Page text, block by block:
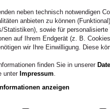
neben technisch notwendigen
anbieten zu können
Statistiken), sowie für
auf Ihrem Endgerät (z. B.
wir Ihre Einwilligung. Diese
finden Sie in unserer
unter Impressum.
anzeigen